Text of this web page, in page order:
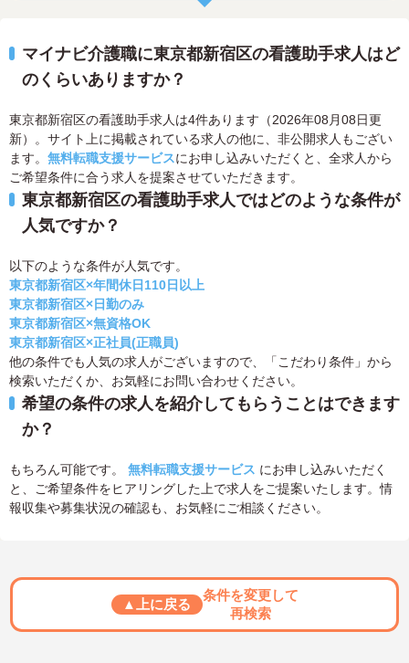
マイナビ介護職に東京都新宿区の看護助手求人はど
のくらいありますか？
東京都新宿区の看護助手求人は4件あります（2026年08月08日更
新）。サイト上に掲載されている求人の他に、非公開求人もござい
ます。 無料転職支援サービスにお申し込みいただくと、全求人から
ご希望条件に合う求人を提案させていただきます。
東京都新宿区の看護助手求人ではどのような条件が
人気ですか？
以下のような条件が人気です。
東京都新宿区×年間休日110日以上
東京都新宿区×日勤のみ
東京都新宿区×無資格OK
東京都新宿区×正社員(正職員)
他の条件でも人気の求人がございますので、「こだわり条件」から
検索いただくか、お気軽にお問い合わせください。
希望の条件の求人を紹介してもらうことはできます
か？
もちろん可能です。 無料転職支援サービス にお申し込みいただく
と、ご希望条件をヒアリングした上で求人をご提案いたします。情
報収集や募集状況の確認も、お気軽にご相談ください。
▲上に戻る
条件を変更して
再検索